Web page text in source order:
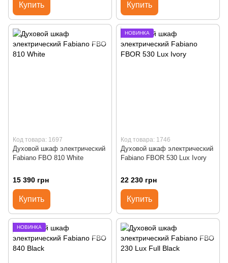
Купить Купить
Код товара: 1697
Духовой шкаф электрический
Fabiano FBO 810 White
15 390 грн
Купить
НОВИНКА
Код товара: 1746
Духовой шкаф электрический
Fabiano FBOR 530 Lux Ivory
22 230 грн
Купить
НОВИНКА